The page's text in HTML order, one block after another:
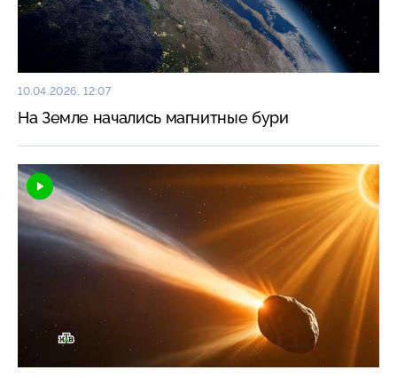
10.04.2026, 12:07
На Земле начались магнитные бури